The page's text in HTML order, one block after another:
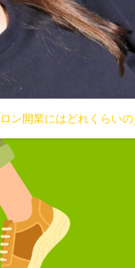
ン開業にはどれくらい